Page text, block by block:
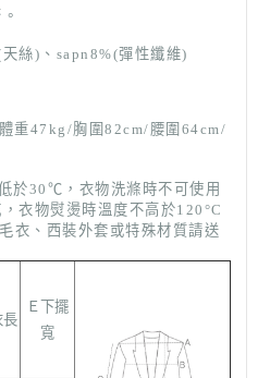
絲)、sapn8%(彈性纖維)
重47kg/胸圍82cm/腰圍64cm/
於30 ℃ ， 衣物洗滌時不可使用
衣物熨燙時溫度不高於120°C
衣、西裝外套或特殊材質請送
長
Ｅ下擺
寬